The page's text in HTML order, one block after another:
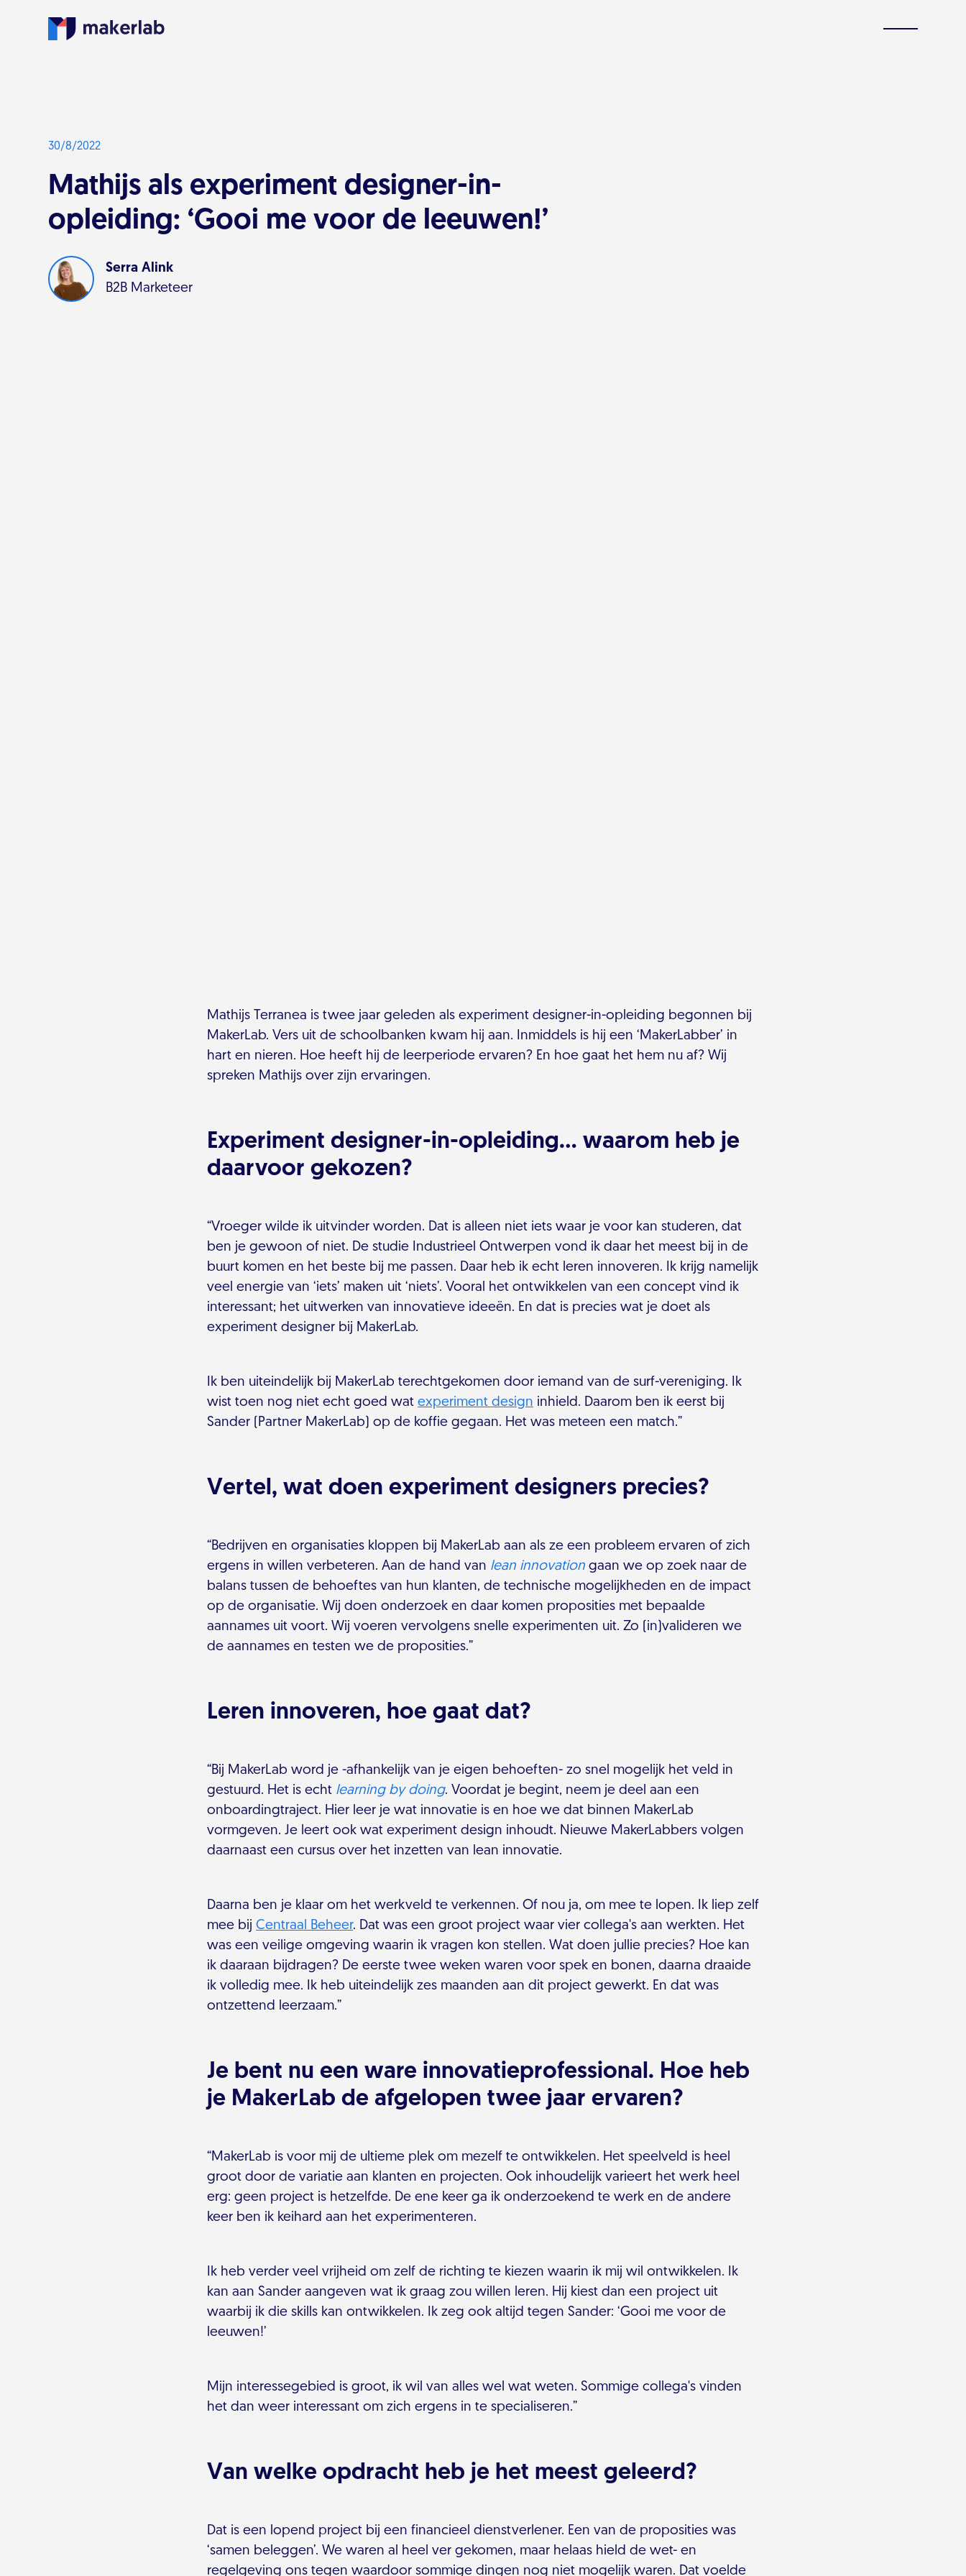
30/8/2022
Mathijs als experiment designer-in-
opleiding: ‘Gooi me voor de leeuwen!’
Serra Alink
B2B Marketeer
Mathijs Terranea is twee jaar geleden als experiment designer-in-opleiding begonnen bij
MakerLab. Vers uit de schoolbanken kwam hij aan. Inmiddels is hij een ‘MakerLabber’ in
hart en nieren. Hoe heeft hij de leerperiode ervaren? En hoe gaat het hem nu af? Wij
spreken Mathijs over zijn ervaringen.
Experiment designer-in-opleiding... waarom heb je
daarvoor gekozen?
“Vroeger wilde ik uitvinder worden. Dat is alleen niet iets waar je voor kan studeren, dat
ben je gewoon of niet. De studie Industrieel Ontwerpen vond ik daar het meest bij in de
buurt komen en het beste bij me passen. Daar heb ik echt leren innoveren. Ik krijg namelijk
veel energie van ‘iets’ maken uit ‘niets’. Vooral het ontwikkelen van een concept vind ik
interessant; het uitwerken van innovatieve ideeën. En dat is precies wat je doet als
experiment designer bij MakerLab.
Ik ben uiteindelijk bij MakerLab terechtgekomen door iemand van de surf-vereniging. Ik
wist toen nog niet echt goed wat experiment design inhield. Daarom ben ik eerst bij
Sander (Partner MakerLab) op de koffie gegaan. Het was meteen een match.”
Vertel, wat doen experiment designers precies?
“Bedrijven en organisaties kloppen bij MakerLab aan als ze een probleem ervaren of zich
ergens in willen verbeteren. Aan de hand van lean innovation gaan we op zoek naar de
balans tussen de behoeftes van hun klanten, de technische mogelijkheden en de impact
op de organisatie. Wij doen onderzoek en daar komen proposities met bepaalde
aannames uit voort. Wij voeren vervolgens snelle experimenten uit. Zo (in)valideren we
de aannames en testen we de proposities.”
Leren innoveren, hoe gaat dat?
“Bij MakerLab word je -afhankelijk van je eigen behoeften- zo snel mogelijk het veld in
gestuurd. Het is echt learning by doing. Voordat je begint, neem je deel aan een
onboardingtraject. Hier leer je wat innovatie is en hoe we dat binnen MakerLab
vormgeven. Je leert ook wat experiment design inhoudt. Nieuwe MakerLabbers volgen
daarnaast een cursus over het inzetten van lean innovatie.
Daarna ben je klaar om het werkveld te verkennen. Of nou ja, om mee te lopen. Ik liep zelf
mee bij Centraal Beheer. Dat was een groot project waar vier collega's aan werkten. Het
was een veilige omgeving waarin ik vragen kon stellen. Wat doen jullie precies? Hoe kan
ik daaraan bijdragen? De eerste twee weken waren voor spek en bonen, daarna draaide
ik volledig mee. Ik heb uiteindelijk zes maanden aan dit project gewerkt. En dat was
ontzettend leerzaam.”
Je bent nu een ware innovatieprofessional. Hoe heb
je MakerLab de afgelopen twee jaar ervaren?
“MakerLab is voor mij de ultieme plek om mezelf te ontwikkelen. Het speelveld is heel
groot door de variatie aan klanten en projecten. Ook inhoudelijk varieert het werk heel
erg: geen project is hetzelfde. De ene keer ga ik onderzoekend te werk en de andere
keer ben ik keihard aan het experimenteren.
Ik heb verder veel vrijheid om zelf de richting te kiezen waarin ik mij wil ontwikkelen. Ik
kan aan Sander aangeven wat ik graag zou willen leren. Hij kiest dan een project uit
waarbij ik die skills kan ontwikkelen. Ik zeg ook altijd tegen Sander: ‘Gooi me voor de
leeuwen!’
Mijn interessegebied is groot, ik wil van alles wel wat weten. Sommige collega's vinden
het dan weer interessant om zich ergens in te specialiseren.”
Van welke opdracht heb je het meest geleerd?
Dat is een lopend project bij een financieel dienstverlener. Een van de proposities was
‘samen beleggen’. We waren al heel ver gekomen, maar helaas hield de wet- en
regelgeving ons tegen waardoor sommige dingen nog niet mogelijk waren. Dat voelde